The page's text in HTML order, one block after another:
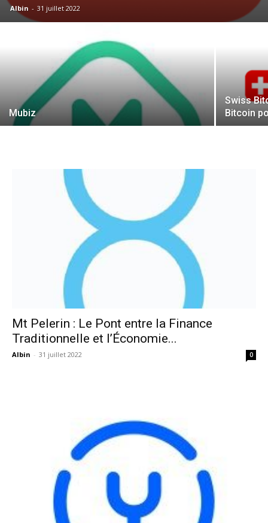
Albin - 31 juillet 2022
Mubiz
Swiss
Bitcoin
Mt Pelerin : Le Pont entre la Finance
Traditionnelle et l’Économie...
Albin - 31 juillet 2022 0